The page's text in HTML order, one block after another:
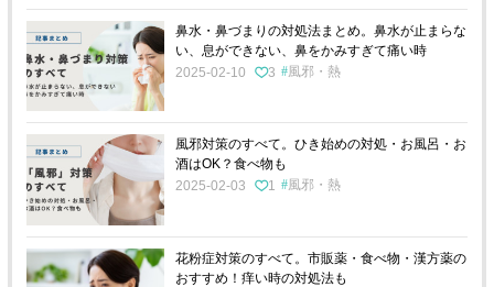
鼻水・鼻づまりの対処法まとめ。鼻水が止まらな
い、息ができない、鼻をかみすぎて痛い時
2025-02-10
3 風邪・熱
風邪対策のすべて。ひき始めの対処・お風呂・お
酒はOK？食べ物も
2025-02-03
1 風邪・熱
花粉症対策のすべて。市販薬・食べ物・漢方薬の
おすすめ！痒い時の対処法も